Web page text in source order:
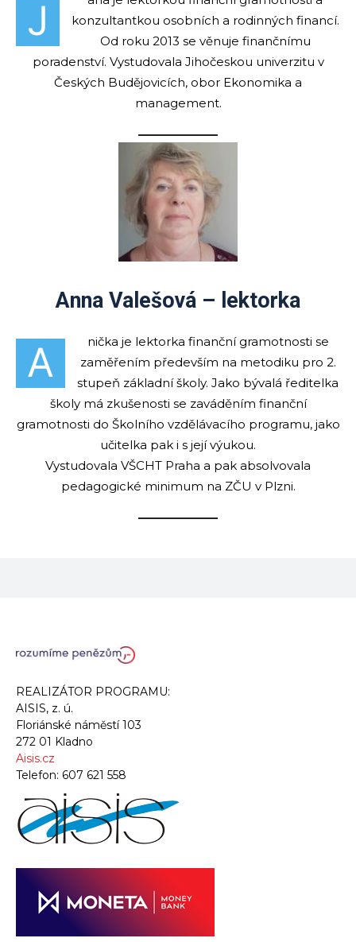
J
konzultantkou osobních a rodinných financí.
Od roku 2013 se věnuje finančnímu
poradenství. Vystudovala Jihočeskou univerzitu v
Českých Budějovicích, obor Ekonomika a
management.
Anna Valešová – lektorka
A
nička je lektorka finanční gramotnosti se
zaměřením především na metodiku pro 2.
stupeň základní školy. Jako bývalá ředitelka
školy má zkušenosti se zaváděním finanční
gramotnosti do Školního vzdělávacího programu, jako
učitelka pak i s její výukou.
Vystudovala VŠCHT Praha a pak absolvovala
pedagogické minimum na ZČU v Plzni.
REALIZÁTOR PROGRAMU:
AISIS, z. ú.
Floriánské náměstí 103
272 01 Kladno
Aisis.cz
Telefon: 607 621 558